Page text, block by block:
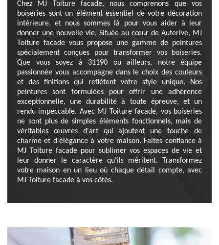
Chez MJ Toiture facade, nous comprenons que vos
boiseries sont un élément essentiel de votre décoration
intérieure, et nous sommes là pour vous aider à leur
donner une nouvelle vie. Située au cœur de Auterive, MJ
Toiture facade vous propose une gamme de peintures
spécialement conçues pour transformer vos boiseries.
Que vous soyez à 31190 ou ailleurs, notre équipe
passionnée vous accompagne dans le choix des couleurs
et des finitions qui reflètent votre style unique. Nos
peintures sont formulées pour offrir une adhérence
exceptionnelle, une durabilité à toute épreuve, et un
rendu impeccable. Avec MJ Toiture facade, vos boiseries
ne sont plus de simples éléments fonctionnels, mais de
véritables œuvres d'art qui ajoutent une touche de
charme et d'élégance à votre maison. Faites confiance à
MJ Toiture facade pour sublimer vos espaces de vie et
leur donner le caractère qu'ils méritent. Transformez
votre maison en un lieu où chaque détail compte, avec
MJ Toiture facade à vos côtés.